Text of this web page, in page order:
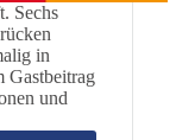
Sechs
in
Gastbeitrag
und